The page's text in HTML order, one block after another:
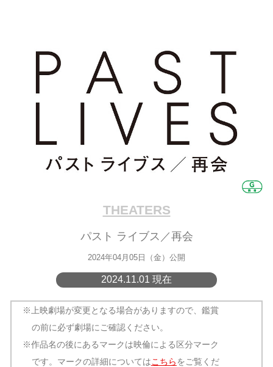
THEATERS
パスト ライブス／再会
2024年04月05日（金）公開
2024.11.01 現在
※上映劇場が変更となる場合がありますので、鑑賞
の前に必ず劇場にご確認ください。
※作品名の後にあるマークは映倫による区分マーク
です。マークの詳細についてはこちらをご覧くだ